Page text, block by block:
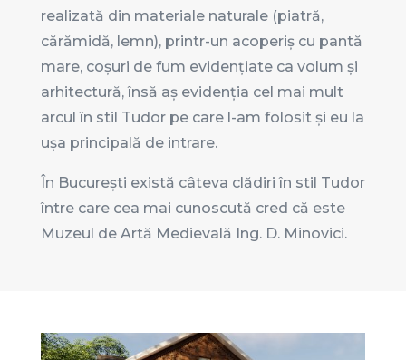
realizată din materiale naturale (piatră,
cărămidă, lemn), printr-un acoperiș cu pantă
mare, coșuri de fum evidențiate ca volum și
arhitectură, însă aș evidenția cel mai mult
arcul în stil Tudor pe care l-am folosit și eu la
ușa principală de intrare.
În București există câteva clădiri în stil Tudor
între care cea mai cunoscută cred că este
Muzeul de Artă Medievală Ing. D. Minovici.